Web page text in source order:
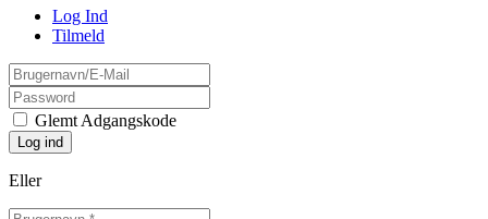
Log Ind
Tilmeld
Glemt Adgangskode
Eller